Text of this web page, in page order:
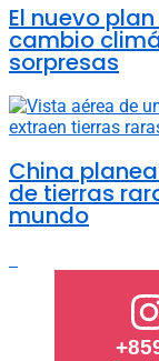
El nuevo
cambio
sorpresas
China
de tierras
mundo